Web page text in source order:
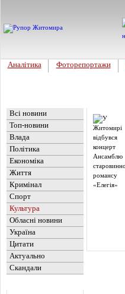
Аналітика Фоторепортажи
Всі новини
Топ-новини
Влада
Політика
Економіка
Життя
Кримінал
Спорт
Культура
Обласні новини
Україна
Цитати
Актуально
Скандали